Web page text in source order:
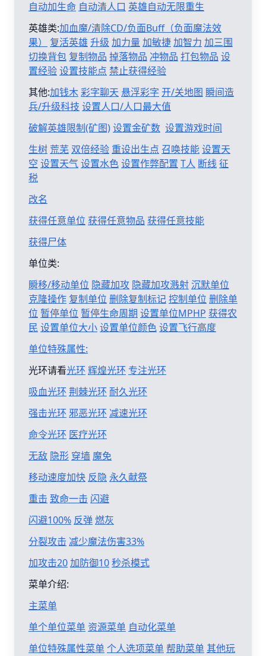
自动加生命 自动清人口 英雄自动无限重生
英雄类:加血魔/清除CD/负面Buff（负面魔法效
果）
复活英雄 升级 加力量 加敏捷加智力 加三围
切换背包 复制物品 掉落物品 冲物品 打包物品 设
置经验设置技能点 禁止获得经验
其他:加钱木彩字聊天 悬浮彩字 开/关地图 瞬间造
兵/升级科技 设置人口/人口最大值
破解英雄限制(矿图)设置金矿数 设置游戏时间
生树 荒芜 双倍经验 重设出生点 召唤技能设置天
空 设置天气设置水色设置作弊配置 T人 断线征
税
改名
获得任意单位 获得任意物品 获得任意技能
获得尸体
单位类:
瞬移/移动单位 隐藏加攻 隐藏加攻溅射沉默单位
克隆操作 复制单位 删除复制标记控制单位 删除单
位 暂停单位 暂停生命周期 设置单位MPHP 获得农
民 设置单位大小设置单位颜色设置飞行高度
单位特殊属性:
光环请看光环 辉煌光环 专注光环
吸血光环 荆棘光环 耐久光环
强击光环 邪恶光环 减速光环
命令光环 医疗光环
无敌 隐形 穿墙 魔免
移动速度加快 反隐 永久献祭
重击 致命一击 闪避
闪避100% 反弹燃灰
分裂攻击 减少魔法伤害33%
加攻击20加防御10秒杀模式
菜单介绍:
主菜单
单个单位菜单 资源菜单 自动化菜单
单位特殊属性菜单个人选项菜单帮助菜单其他玩